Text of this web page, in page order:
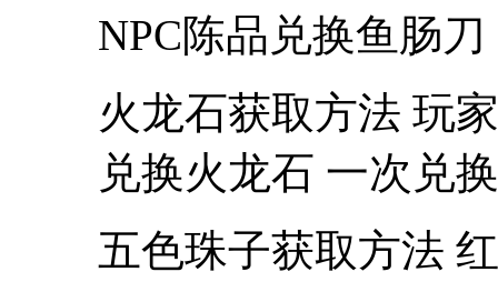
NPC陈品兑换鱼肠刀
火龙石获取方法 玩
兑换火龙石 一次兑
五色珠子获取方法